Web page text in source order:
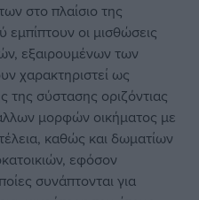
στο πλαίσιο της
εμπίπτουν οι μισθώσεις
εξαιρουμένων των
χαρακτηριστεί ως
της σύστασης οριζόντιας
μορφών οικήματος με
καθώς και δωματίων
εφόσον
συνάπτονται για